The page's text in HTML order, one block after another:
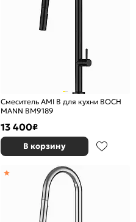
Смеситель AMI B для кухни BOCH
MANN BM9189
13 400₽
В корзину